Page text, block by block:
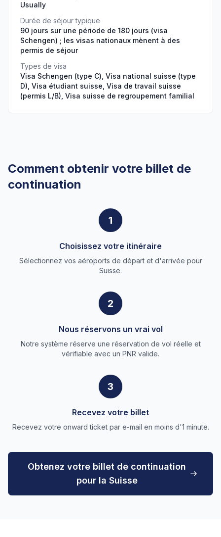
Usually
Durée de séjour typique
90 jours sur une période de 180 jours (visa
Schengen) ; les visas nationaux mènent à des
permis de séjour
Types de visa
Visa Schengen (type C), Visa national suisse (type
D), Visa étudiant suisse, Visa de travail suisse
(permis L/B), Visa suisse de regroupement familial
Comment obtenir votre billet de
continuation
1
Choisissez votre itinéraire
Sélectionnez vos aéroports de départ et d'arrivée pour
Suisse.
2
Nous réservons un vrai vol
Notre système réserve une réservation de vol réelle et
vérifiable avec un PNR valide.
3
Recevez votre billet
Recevez votre onward ticket par e-mail en moins d'1 minute.
Obtenez votre billet de continuation
pour la Suisse